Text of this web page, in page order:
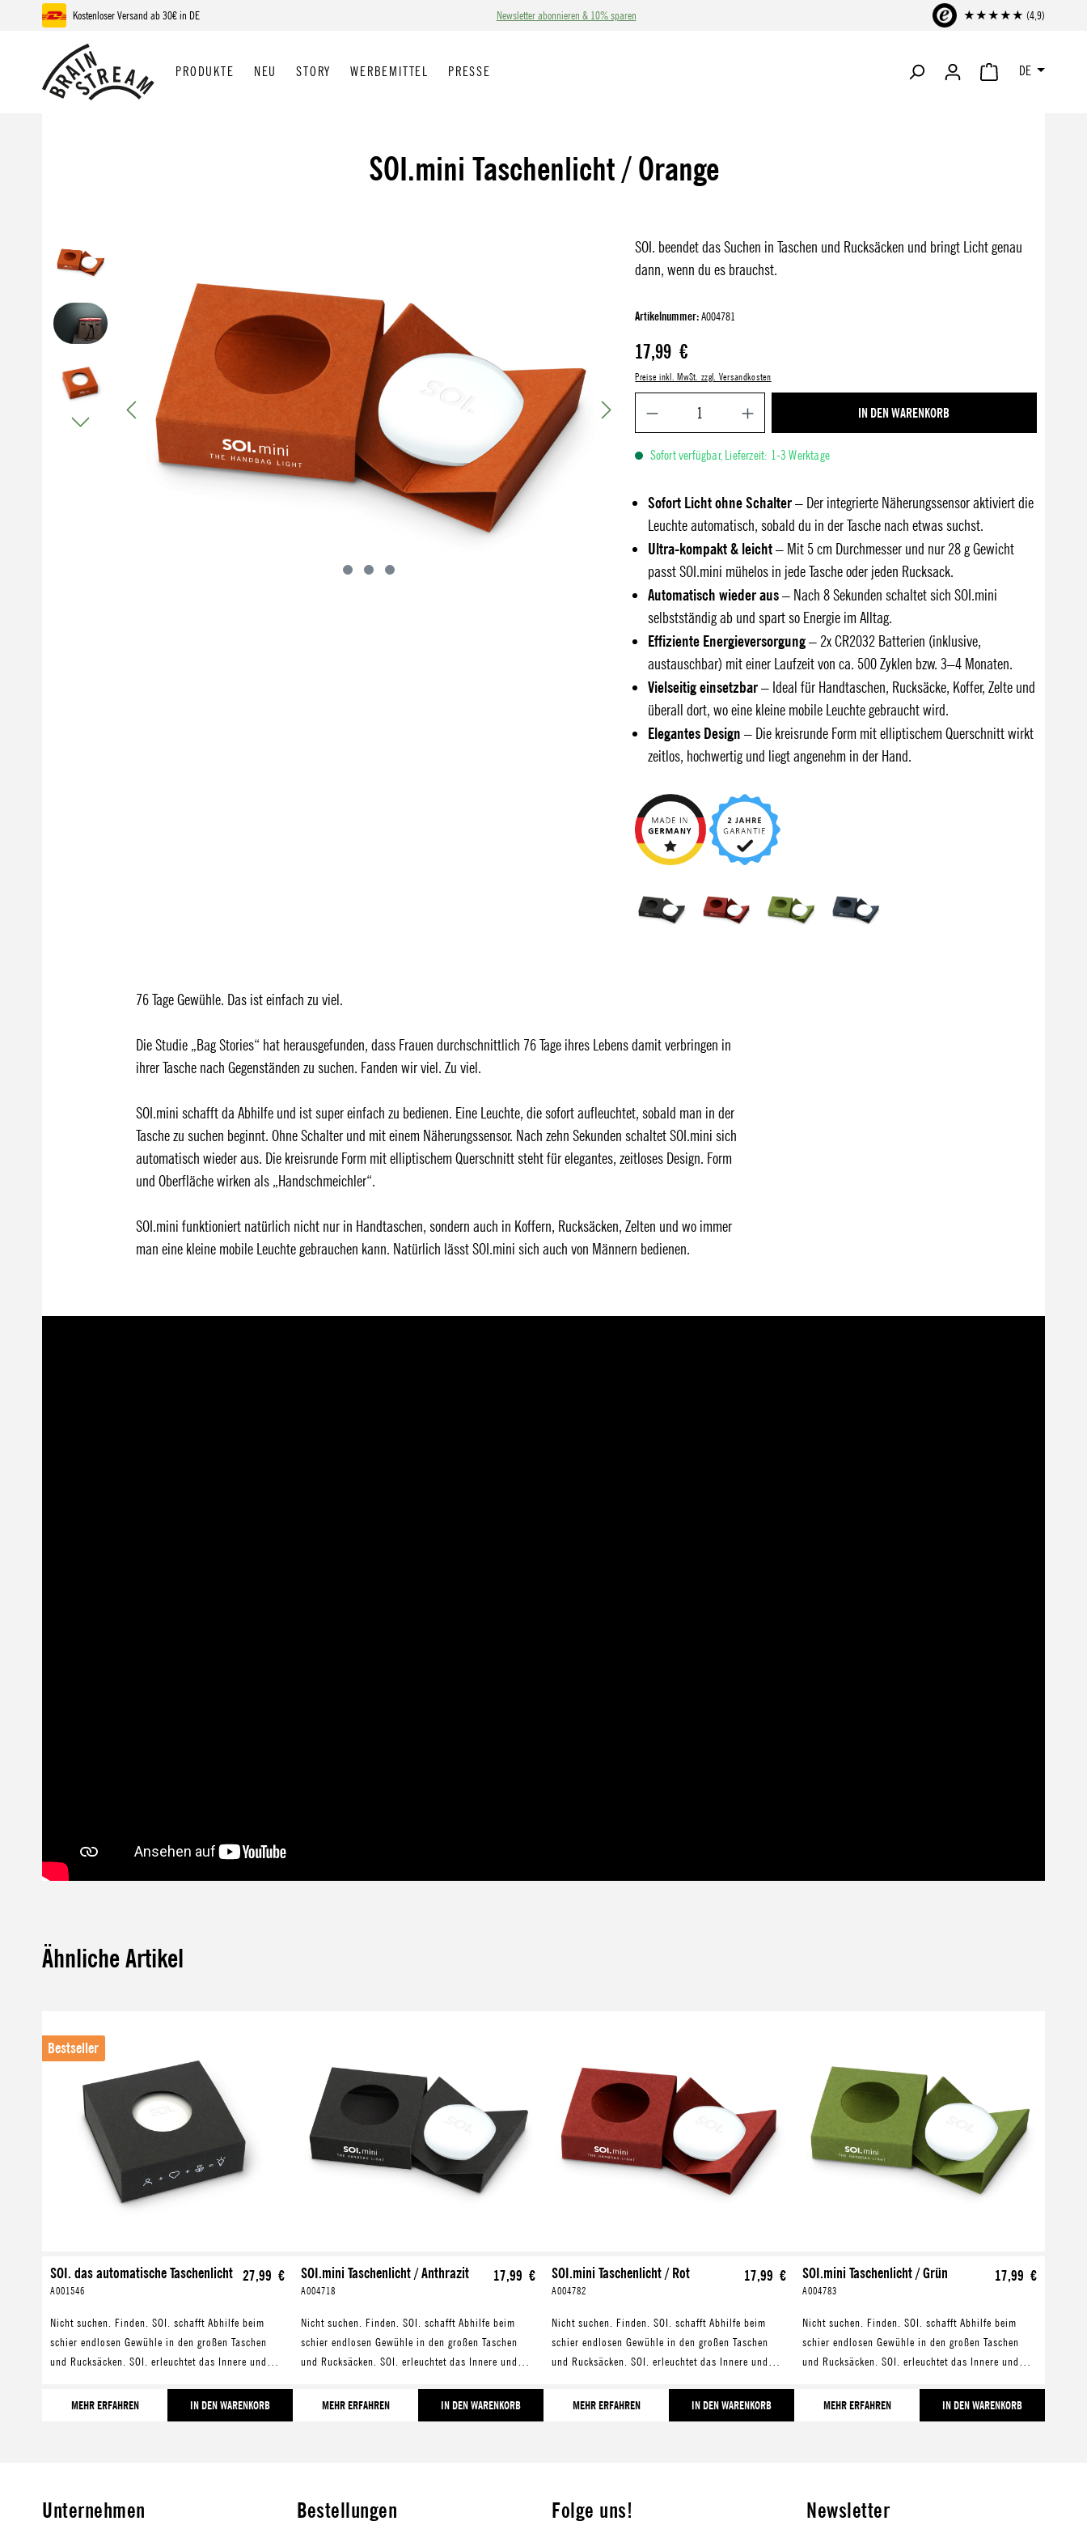
Hauptinhalt springen
Zur Suche springen
Zur Hauptnavigation springen
Kostenloser Versand ab 30€ in DE Newsletter abonnieren & 10% sparen ★★★★★ (4,9)
PRODUKTE NEU STORY WERBEMITTEL PRESSE WARENKORB
DE
SOI.mini Taschenlicht / Orange
Bildergalerie überspringen
SOI. beendet das Suchen in Taschen und Rucksäcken und bringt Licht genau
dann, wenn du es brauchst.
Artikelnummer:A004781
Regulärer Preis:
17,99 €
Preise inkl. MwSt. zzgl. Versandkosten
Produkt Anzahl: Gib den gewünschten Wert ein
IN DEN WARENKORB
Sofort verfügbar, Lieferzeit: 1-3 Werktage
Sofort Licht ohne Schalter– Der integrierte Näherungssensor aktiviert die
Leuchte automatisch, sobald du in der Tasche nach etwas suchst.
Ultra-kompakt & leicht– Mit 5 cm Durchmesser und nur 28 g Gewicht
passt SOI.mini mühelos in jede Tasche oder jeden Rucksack.
Automatisch wieder aus– Nach 8 Sekunden schaltet sich SOI.mini
selbstständig ab und spart so Energie im Alltag.
Effiziente Energieversorgung– 2x CR2032 Batterien (inklusive,
austauschbar) mit einer Laufzeit von ca. 500 Zyklen bzw. 3–4 Monaten.
Vielseitig einsetzbar– Ideal für Handtaschen, Rucksäcke, Koffer, Zelte und
überall dort, wo eine kleine mobile Leuchte gebraucht wird.
Elegantes Design – Die kreisrunde Form mit elliptischem Querschnitt wirkt
zeitlos, hochwertig und liegt angenehm in der Hand.
76 Tage Gewühle. Das ist einfach zu viel.
Die Studie „Bag Stories“ hat herausgefunden, dass Frauen durchschnittlich 76 Tage ihres Lebens damit verbringen in
ihrer Tasche nach Gegenständen zu suchen. Fanden wir viel. Zu viel.
SOI.mini schafft da Abhilfe und ist super einfach zu bedienen. Eine Leuchte, die sofort aufleuchtet, sobald man in der
Tasche zu suchen beginnt. Ohne Schalter und mit einem Näherungssensor. Nach zehn Sekunden schaltet SOI.mini sich
automatisch wieder aus. Die kreisrunde Form mit elliptischem Querschnitt steht für elegantes, zeitloses Design. Form
und Oberfläche wirken als „Handschmeichler“.
SOI.mini funktioniert natürlich nicht nur in Handtaschen, sondern auch in Koffern, Rucksäcken, Zelten und wo immer
man eine kleine mobile Leuchte gebrauchen kann. Natürlich lässt SOI.mini sich auch von Männern bedienen.
Ähnliche Artikel
Bestseller
SOI. das automatische Taschenlicht
A001546
27,99 €
Nicht suchen. Finden. SOI. schafft Abhilfe beim
schier endlosen Gewühle in den großen Taschen
und Rucksäcken. SOI. erleuchtet das Innere und
Schlüssel und Co.
MEHR ERFAHREN IN DEN WARENKORB
SOI.mini Taschenlicht / Anthrazit
A004718
17,99 €
Nicht suchen. Finden. SOI. schafft Abhilfe beim
schier endlosen Gewühle in den großen Taschen
und Rucksäcken. SOI. erleuchtet das Innere und
Schlüssel und Co.
MEHR ERFAHREN IN DEN WARENKORB
SOI.mini Taschenlicht / Rot
A004782
17,99 €
Nicht suchen. Finden. SOI. schafft Abhilfe beim
schier endlosen Gewühle in den großen Taschen
und Rucksäcken. SOI. erleuchtet das Innere und
Schlüssel und Co.
MEHR ERFAHREN IN DEN WARENKORB
SOI.mini Taschenlicht / Grün
A004783
17,99 €
Nicht suchen. Finden. SOI. schafft Abhilfe beim
schier endlosen Gewühle in den großen Taschen
und Rucksäcken. SOI. erleuchtet das Innere und
Schlüssel und Co.
MEHR ERFAHREN IN DEN WARENKORB
Unternehmen Bestellungen Folge uns! Newsletter